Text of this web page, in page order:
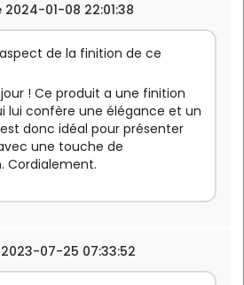
2024-01-08 22:01:38
de la finition de ce
! Ce produit a une finition
lui confère une élégance et un
donc idéal pour présenter
une touche de
Cordialement.
07-25 07:33:52